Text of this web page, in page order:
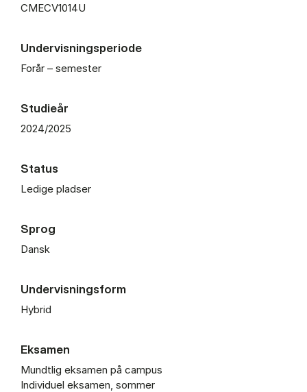
CMECV1014U
Undervisningsperiode
Forår – semester
Studieår
2024/2025
Status
Ledige pladser
Sprog
Dansk
Undervisningsform
Hybrid
Eksamen
Mundtlig eksamen på campus
Individuel eksamen, sommer